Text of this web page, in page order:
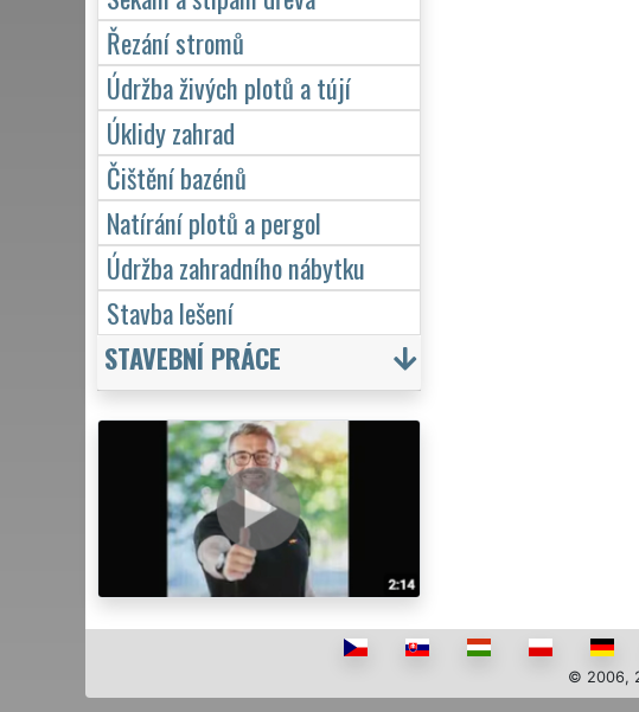
Řezání stromů
Údržba živých plotů a tújí
Úklidy zahrad
Čištění bazénů
Natírání plotů a pergol
Údržba zahradního nábytku
Stavba lešení
STAVEBNÍ PRÁCE
© 2006,